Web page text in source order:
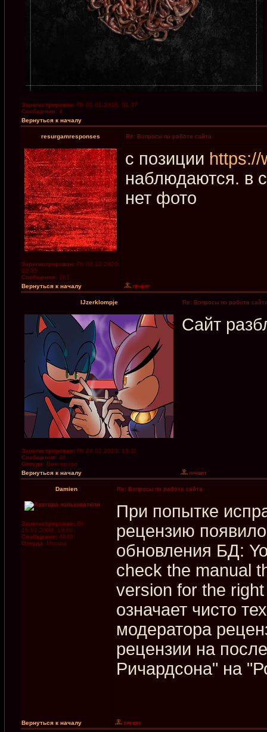
Зарегистрирован: Пт 01.01.2016, 01:37
Сообщения: 4
Вернуться к началу
resurgamresponses Re: Вопросы по работе сайта
Зарегистрирован: Пт 04.12.2020,
22:35
Сообщения: 161
с позиции https://
наблюдаются. в
нет фото
Вернуться к началу
IJzerklompje Re: Вопросы по работе
Зарегистрирован: Пт 24.02.2023, 19:11
Сообщения: 46
Откуда: Венгерово
Сайт
Вернуться к началу
Damien Re: Вопросы по работе сайта
Зарегистрирован: Вт
15.01.2008, 18:00
Сообщения: 4048
Откуда: Москва
При попытке
рецензию
обновления БД:
check the manual
version for the
означает чисто
модератора
рецензии на
Ричардсона" на
Вернуться к началу